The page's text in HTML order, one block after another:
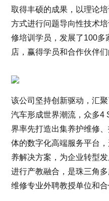
取得丰硕的成果，以理论
方式进行问题导向性技术
修培训学员，发展了100多
店，赢得学员和合作伙伴们
该公司坚持创新驱动，汇
汽车形成世界潮流，众多4
界率先打造出集养护维修
体的数字化高端服务平台
养解决方案，为企业转型
进行产教融合，是珠三角
维修专业外聘教授单位和合